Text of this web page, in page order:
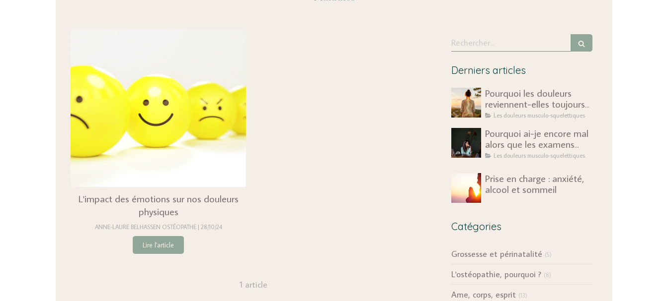
L'impact des émotions sur nos douleurs
physiques
ANNE-LAURE BELHASSEN OSTÉOPATHE 28/10/24
Lire l'article
1 article
Rechercher
Derniers articles
Pourquoi les douleurs
reviennent-elles toujours
au même endroit ?
Les douleurs musculo-squelettiques
Pourquoi ai-je encore mal
alors que les examens
sont rassurants ?
Les douleurs musculo-squelettiques
Prise en charge : anxiété,
alcool et sommeil
Catégories
Grossesse et périnatalité (5)
L'ostéopathie, pourquoi ? (8)
Ame, corps, esprit (13)